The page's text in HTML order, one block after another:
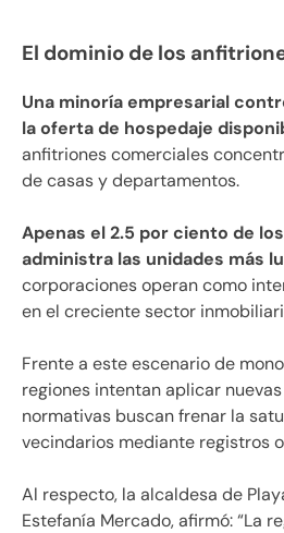
El dominio de los
Una minoría empresarial
la oferta de hospedaje
anfitriones comerciales
de casas y departamentos.
Apenas el 2.5 por ciento de
administra las unidades más
corporaciones operan como
en el creciente sector
Frente a este escenario de
regiones intentan aplicar
normativas buscan frenar la
vecindarios mediante registros
Al respecto, la alcaldesa de
Estefanía Mercado, afirmó: “La